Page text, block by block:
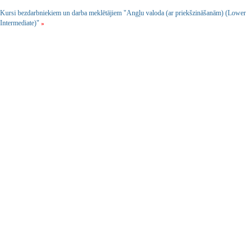
Kursi bezdarbniekiem un darba meklētājiem "Angļu valoda (ar priekšzināšanām) (Lower
Intermediate)" »